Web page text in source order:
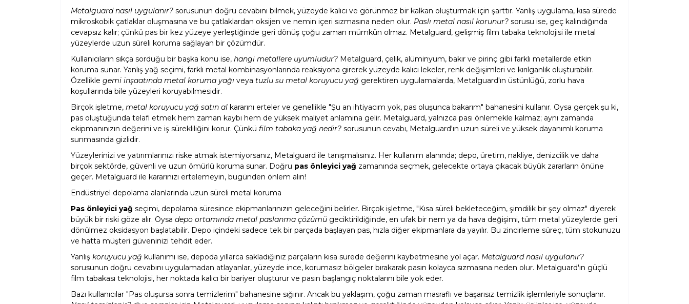
Metalguard nasıl uygulanır? sorusunun doğru cevabını bilmek, yüzeyde kalıcı ve görünmez bir kalkan oluşturmak için şarttır. Yanlış uygulama, kısa sürede
mikroskobik çatlaklar oluşmasına ve bu çatlaklardan oksijen ve nemin içeri sızmasına neden olur. Paslı metal nasıl korunur? sorusu ise, geç kalındığında
cevapsız kalır; çünkü pas bir kez yüzeye yerleştiğinde geri dönüş çoğu zaman mümkün olmaz. Metalguard, gelişmiş film tabaka teknolojisi ile metal
yüzeylerde uzun süreli koruma sağlayan bir çözümdür.
Kullanıcıların sıkça sorduğu bir başka konu ise, hangi metallere uyumludur? Metalguard, çelik, alüminyum, bakır ve pirinç gibi farklı metallerde etkin
koruma sunar. Yanlış yağ seçimi, farklı metal kombinasyonlarında reaksiyona girerek yüzeyde kalıcı lekeler, renk değişimleri ve kırılganlık oluşturabilir.
Özellikle gemi inşaatında metal koruma yağı veya tuzlu su metal koruyucu yağ gerektiren uygulamalarda, Metalguard'ın üstünlüğü, zorlu hava
koşullarında bile yüzeyleri koruyabilmesidir.
Birçok işletme, metal koruyucu yağ satın al kararını erteler ve genellikle "Şu an ihtiyacım yok, pas oluşunca bakarım" bahanesini kullanır. Oysa gerçek şu ki,
pas oluştuğunda telafi etmek hem zaman kaybı hem de yüksek maliyet anlamına gelir. Metalguard, yalnızca pası önlemekle kalmaz; aynı zamanda
ekipmanınızın değerini ve iş sürekliliğini korur. Çünkü film tabaka yağ nedir? sorusunun cevabı, Metalguard'ın uzun süreli ve yüksek dayanımlı koruma
sunmasında gizlidir.
Yüzeylerinizi ve yatırımlarınızı riske atmak istemiyorsanız, Metalguard ile tanışmalısınız. Her kullanım alanında; depo, üretim, nakliye, denizcilik ve daha
birçok sektörde, güvenli ve uzun ömürlü koruma sunar. Doğru pas önleyici yağ zamanında seçmek, gelecekte ortaya çıkacak büyük zararların önüne
geçer. Metalguard ile kararınızı ertelemeyin, bugünden önlem alın!
Endüstriyel depolama alanlarında uzun süreli metal koruma
Pas önleyici yağ seçimi, depolama süresince ekipmanlarınızın geleceğini belirler. Birçok işletme, "Kısa süreli bekleteceğim, şimdilik bir şey olmaz" diyerek
büyük bir riski göze alır. Oysa depo ortamında metal paslanma çözümü geciktirildiğinde, en ufak bir nem ya da hava değişimi, tüm metal yüzeylerde geri
dönülmez oksidasyon başlatabilir. Depo içindeki sadece tek bir parçada başlayan pas, hızla diğer ekipmanlara da yayılır. Bu zincirleme süreç, tüm stokunuzu
ve hatta müşteri güveninizi tehdit eder.
Yanlış koruyucu yağ kullanımı ise, depoda yıllarca sakladığınız parçaların kısa sürede değerini kaybetmesine yol açar. Metalguard nasıl uygulanır?
sorusunun doğru cevabını uygulamadan atlayanlar, yüzeyde ince, korumasız bölgeler bırakarak pasın kolayca sızmasına neden olur. Metalguard'ın güçlü
film tabakası teknolojisi, her noktada kalıcı bir bariyer oluşturur ve pasın başlangıç noktalarını bile yok eder.
Bazı kullanıcılar "Pas oluşursa sonra temizlerim" bahanesine sığınır. Ancak bu yaklaşım, çoğu zaman masraflı ve başarısız temizlik işlemleriyle sonuçlanır.